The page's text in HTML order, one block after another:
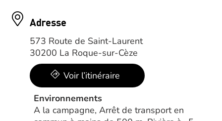
Adresse
573 Route de Saint-Laurent
30200 La Roque-sur-Cèze
Voir l’itinéraire
Environnements
A la campagne, Arrêt de transport en